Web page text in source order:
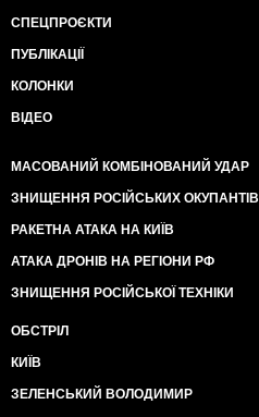
СПЕЦПРОЄКТИ
ПУБЛІКАЦІЇ
КОЛОНКИ
ВІДЕО
МАСОВАНИЙ КОМБІНОВАНИЙ УДАР
ЗНИЩЕННЯ РОСІЙСЬКИХ ОКУПАНТІВ
РАКЕТНА АТАКА НА КИЇВ
АТАКА ДРОНІВ НА РЕГІОНИ РФ
ЗНИЩЕННЯ РОСІЙСЬКОЇ ТЕХНІКИ
ОБСТРІЛ
КИЇВ
ЗЕЛЕНСЬКИЙ ВОЛОДИМИР